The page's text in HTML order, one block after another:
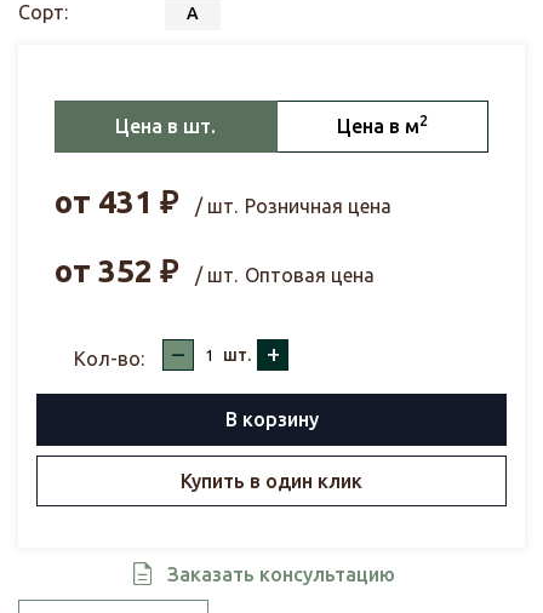
Сорт: А
Цена в шт. Цена в м2
от 431 ₽ / шт. Розничная цена
от 352 ₽ / шт. Оптовая цена
Кол-во: – шт. +
В корзину
Купить в один клик
Заказать консультацию